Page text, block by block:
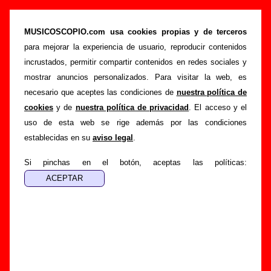
MUSICOSCOPIO.com usa cookies propias y de terceros
para mejorar la experiencia de usuario, reproducir contenidos
incrustados, permitir compartir contenidos en redes sociales y
mostrar anuncios personalizados. Para visitar la web, es
necesario que aceptes las condiciones de nuestra política de
cookies y de nuestra política de privacidad . El acceso y el
uso de esta web se rige además por las condiciones
establecidas en su aviso legal .
Si pinchas en el botón, aceptas las políticas:
Telefilme - Añadir o corregir información
Portada >Telefilme >Añadir
Si tienes información adicional, puedes enviar nueva
información o corregir la existente mediante el siguiente
formulario o escribiendo un e-mail a
guialven@musicoscopio.com.Gracias por tu
colaboración.
Nombre: